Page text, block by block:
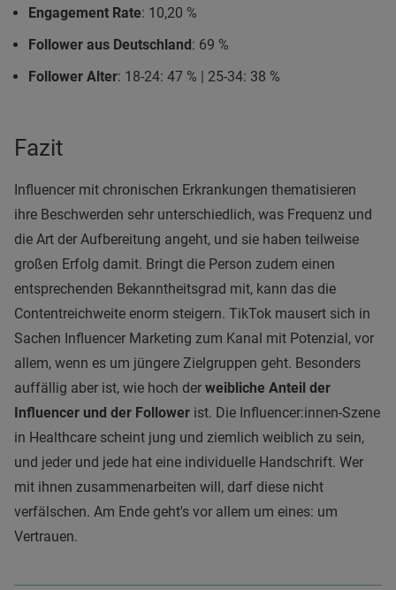
Engagement Rate: 10,20 %
Follower aus Deutschland: 69 %
Follower Alter: 18-24: 47 % | 25-34: 38 %
Fazit
Influencer mit chronischen Erkrankungen thematisieren
ihre Beschwerden sehr unterschiedlich, was Frequenz und
die Art der Aufbereitung angeht, und sie haben teilweise
großen Erfolg damit. Bringt die Person zudem einen
entsprechenden Bekanntheitsgrad mit, kann das die
Contentreichweite enorm steigern. TikTok mausert sich in
Sachen Influencer Marketing zum Kanal mit Potenzial, vor
allem, wenn es um jüngere Zielgruppen geht. Besonders
auffällig aber ist, wie hoch der weibliche Anteil der
Influencer und der Follower ist. Die Influencer:innen-Szene
in Healthcare scheint jung und ziemlich weiblich zu sein,
und jeder und jede hat eine individuelle Handschrift. Wer
mit ihnen zusammenarbeiten will, darf diese nicht
verfälschen. Am Ende geht's vor allem um eines: um
Vertrauen.